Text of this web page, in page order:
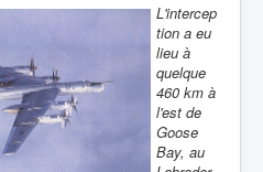
L'intercep
tion a eu
lieu à
quelque
460 km à
l'est de
Goose
Bay, au